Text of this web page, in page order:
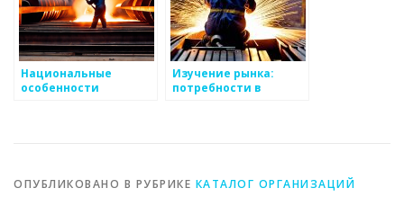
Национальные
особенности
Изучение рынка:
потребности в
ОПУБЛИКОВАНО В РУБРИКЕ КАТАЛОГ ОРГАНИЗАЦИЙ